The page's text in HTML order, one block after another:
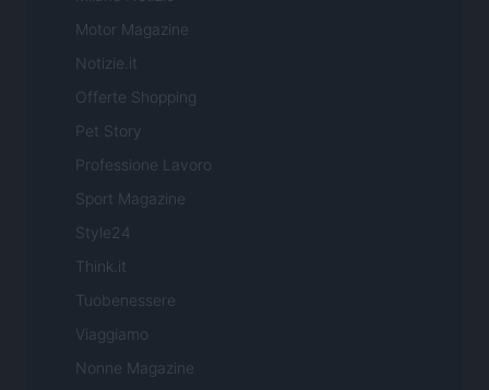
Motor Magazine
Notizie.it
Offerte Shopping
Pet Story
Professione Lavoro
Sport Magazine
Style24
Think.it
Tuobenessere
Viaggiamo
Nonne Magazine